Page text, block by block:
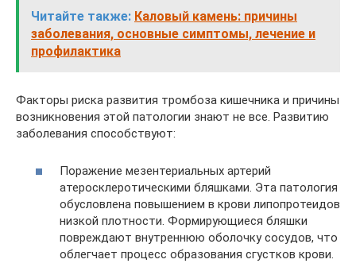
Читайте также: Каловый камень: причины
заболевания, основные симптомы, лечение и
профилактика
Факторы риска развития тромбоза кишечника и причины
возникновения этой патологии знают не все. Развитию
заболевания способствуют:
Поражение мезентериальных артерий
атеросклеротическими бляшками. Эта патология
обусловлена повышением в крови липопротеидов
низкой плотности. Формирующиеся бляшки
повреждают внутреннюю оболочку сосудов, что
облегчает процесс образования сгустков крови.